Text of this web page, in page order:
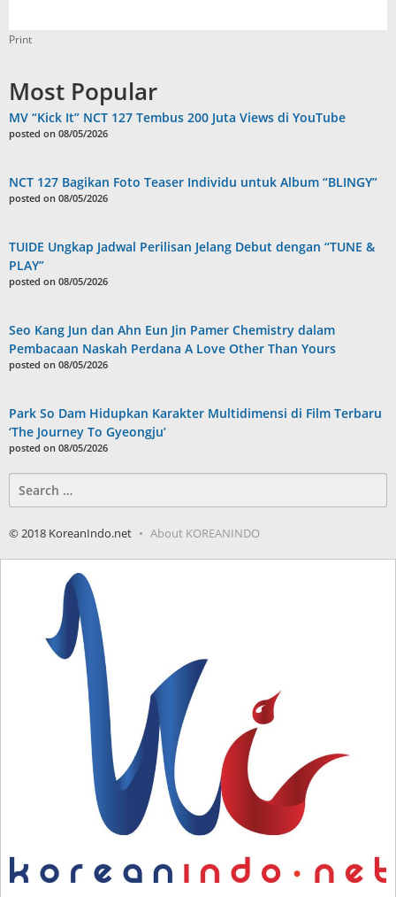
Print
Most Popular
MV “Kick It” NCT 127 Tembus 200 Juta Views di YouTube
posted on 08/05/2026
NCT 127 Bagikan Foto Teaser Individu untuk Album “BLINGY”
posted on 08/05/2026
TUIDE Ungkap Jadwal Perilisan Jelang Debut dengan “TUNE &
PLAY”
posted on 08/05/2026
Seo Kang Jun dan Ahn Eun Jin Pamer Chemistry dalam
Pembacaan Naskah Perdana A Love Other Than Yours
posted on 08/05/2026
Park So Dam Hidupkan Karakter Multidimensi di Film Terbaru
‘The Journey To Gyeongju’
posted on 08/05/2026
for:
© 2018 KoreanIndo.net About KOREANINDO